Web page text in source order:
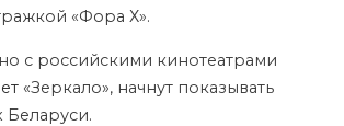
«Фора Х».
с российскими кинотеатрами
«Зеркало», начнут показывать
Беларуси.